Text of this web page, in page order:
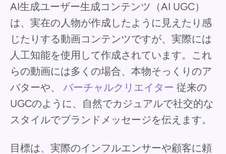
AI生成ユーザー生成コンテンツ（AI UGC）
は、実在の人物が作成したように見えたり感
じたりする動画コンテンツですが、実際には
人工知能を使用して作成されています。これ
らの動画には多くの場合、本物そっくりのア
バターや、 バーチャルクリエイター 従来の
UGCのように、自然でカジュアルで社交的な
スタイルでブランドメッセージを伝えます。
目標は、実際のインフルエンサーや顧客に頼